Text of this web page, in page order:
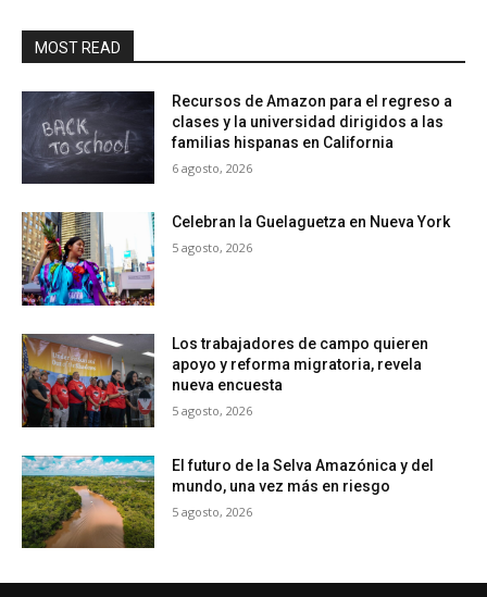
MOST READ
Recursos de Amazon para el regreso a
clases y la universidad dirigidos a las
familias hispanas en California
6 agosto, 2026
Celebran la Guelaguetza en Nueva York
5 agosto, 2026
Los trabajadores de campo quieren
apoyo y reforma migratoria, revela
nueva encuesta
5 agosto, 2026
El futuro de la Selva Amazónica y del
mundo, una vez más en riesgo
5 agosto, 2026